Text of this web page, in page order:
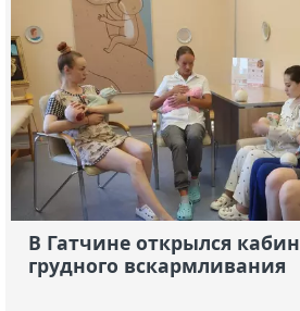
В Гатчине открылся
грудного вскармливания